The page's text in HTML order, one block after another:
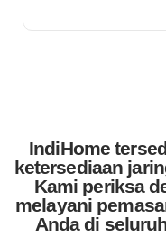
IndiHome
ketersediaan
Kami periksa
melayani
Anda di